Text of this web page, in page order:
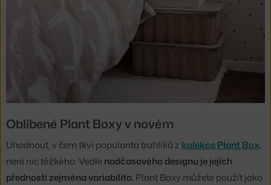
Oblíbené Plant Boxy v novém
Uhodnout, v čem tkví popularita truhlíků z kolekce Plant Box,
není nic těžkého. Vedlenadčasového designu je jejich
předností zejména variabilita. Plant Boxy můžete použít jako